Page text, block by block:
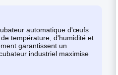
automatique d'œufs
température, d'humidité et
garantissent un
industriel maximise